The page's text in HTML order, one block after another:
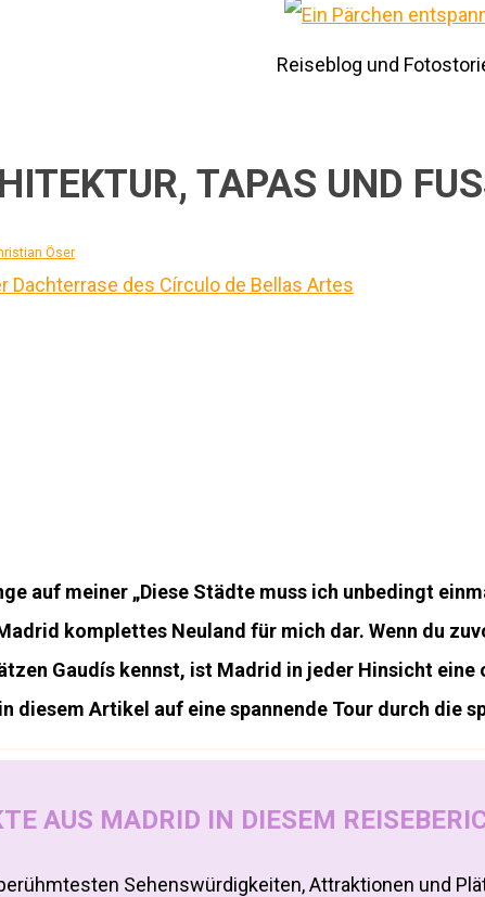
Reiseblog und
TAPAS UND
Öser
auf meiner „Diese Städte muss ich unbedingt
komplettes Neuland für mich dar. Wenn du
Gaudís kennst, ist Madrid in jeder Hinsicht
diesem Artikel auf eine spannende Tour durch die
AUS MADRID IN DIESEM
Sehenswürdigkeiten, Attraktionen und